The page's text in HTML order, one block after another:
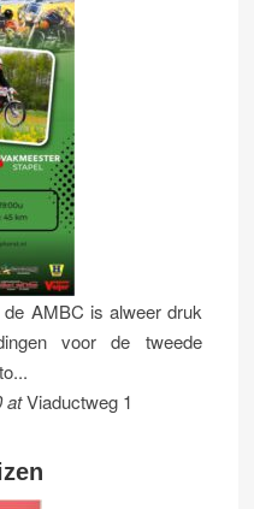
AMBC is alweer druk
voor de tweede
atViaductweg 1